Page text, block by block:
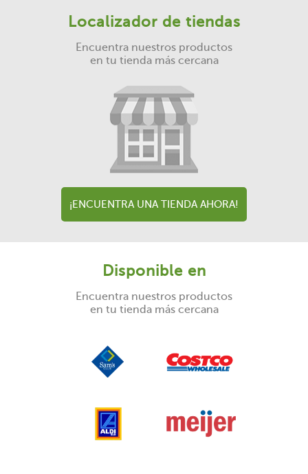
Localizador de tiendas
Encuentra nuestros productos
en tu tienda más cercana
¡ENCUENTRA UNA TIENDA AHORA!
Disponible en
Encuentra nuestros productos
en tu tienda más cercana